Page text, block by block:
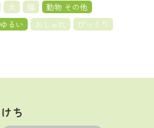
犬 猫
動物 その他
ゆるい おしゃれ
びっくり
けち